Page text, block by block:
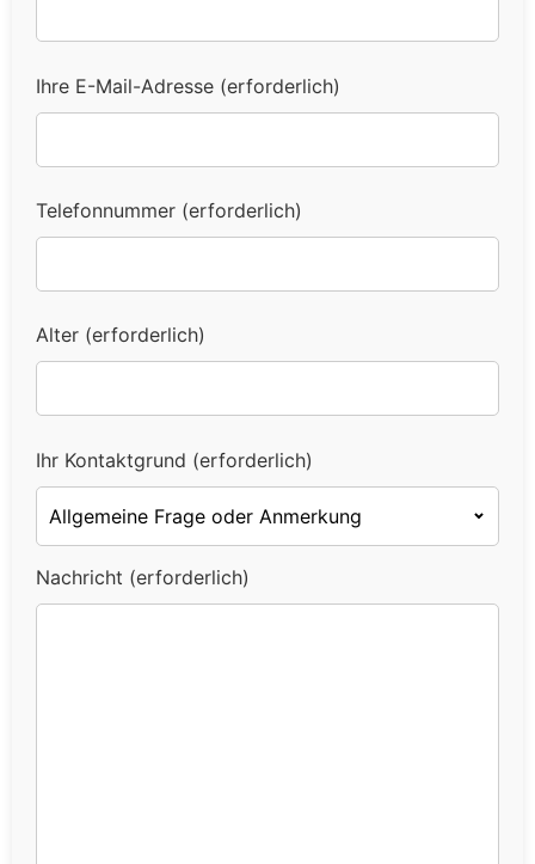
Ihre E-Mail-Adresse (erforderlich)
Telefonnummer (erforderlich)
Alter (erforderlich)
Ihr Kontaktgrund (erforderlich)
Nachricht (erforderlich)